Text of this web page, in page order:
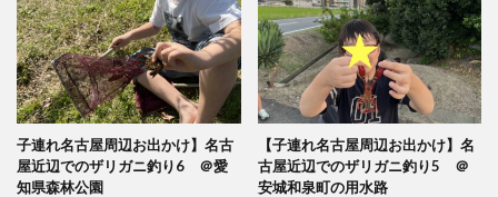
子連れ名古屋周辺お出かけ】名古
屋近辺でのザリガニ釣り6 ＠愛
知県森林公園
【子連れ名古屋周辺お出かけ】名
古屋近辺でのザリガニ釣り5 ＠
安城和泉町の用水路